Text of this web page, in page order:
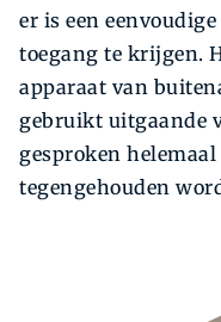
er is een
toegang te krijgen.
apparaat van
gebruikt uitgaande
gesproken
tegengehouden